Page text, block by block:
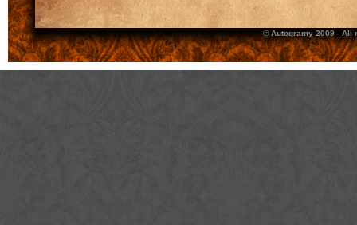
© Autogramy 2009 -